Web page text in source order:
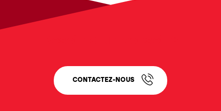
CONTACTEZ-NOUS